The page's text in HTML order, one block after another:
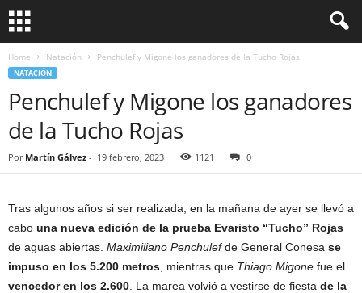
Home Natación Penchulef y Migone los ganadores de la Tucho Rojas
NATACIÓN
Penchulef y Migone los ganadores
de la Tucho Rojas
Por Martín Gálvez - 19 febrero, 2023 1121 0
Tras algunos años si ser realizada, en la mañana de ayer se llevó a
cabo una nueva edición de la prueba Evaristo “Tucho” Rojas
de aguas abiertas. Maximiliano Penchulefde General Conesa se
impuso en los 5.200 metros , mientras que Thiago Migone fue el
vencedor en los 2.600 . La marea volvió a vestirse de fiesta de la